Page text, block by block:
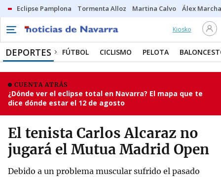
Eclipse Pamplona Tormenta Alloz Martina Calvo Álex
Kiosko
DEPORTES FÚTBOL CICLISMO PELOTA
CUENTA ATRÁS
¿Dónde ver el eclipse total en Navarra? El mapa que te
dice dónde estar el 12 de agosto
El tenista Carlos Alcaraz no
jugará el Mutua Madrid Open
Debido a un problema muscular sufrido el pasado